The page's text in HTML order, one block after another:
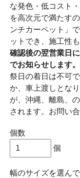
な発色・低コスト
を高次元で満たす
ンチカーペット」
ットでき、施工性
確認後の翌営業日
でお知らせします。
祭日の着日は不可
か、車上渡しとなり
が、沖縄、離島、
されます。お問い
個数
個
幅のサイズを選ん